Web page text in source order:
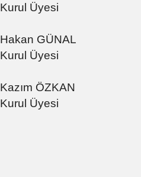
Kurul Üyesi
Hakan GÜNAL
Kurul Üyesi
Kazım ÖZKAN
Kurul Üyesi